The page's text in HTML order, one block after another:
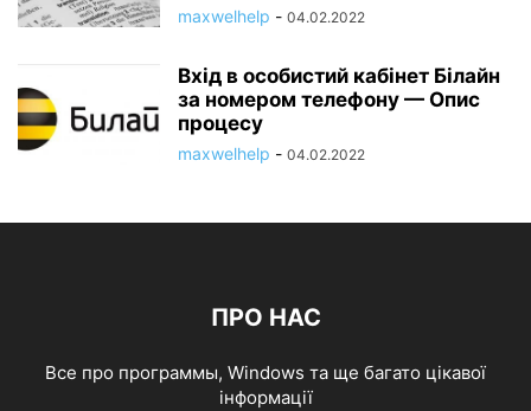
maxwelhelp - 04.02.2022
Вхід в особистий кабінет Білайн
за номером телефону — Опис
процесу
maxwelhelp - 04.02.2022
ПРО НАС
Все про программы, Windows та ще багато цікавої
інформації